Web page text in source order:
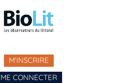
M'INSCRIRE
ME CONNECTER